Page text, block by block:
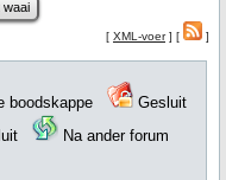
[ XML-voer] [ ]
boodskappe
Gesluit
Na ander forum